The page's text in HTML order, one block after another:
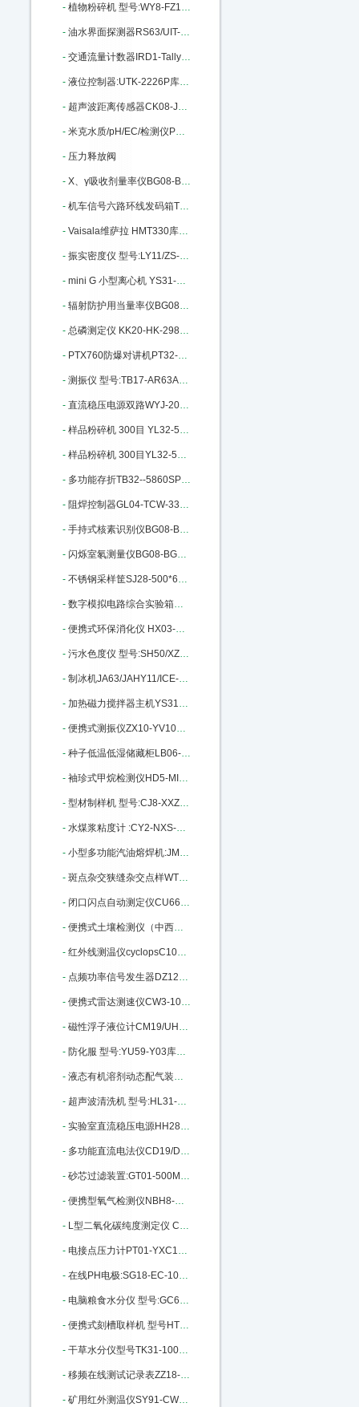
- 植物粉碎机 型号:WY8-FZ102库号：M11164
- 油水界面探测器RS63/UIT-200库号：M205958
- 交通流量计数器IRD1-Tally-2库号：M268951
- 液位控制器:UTK-2226P库号：M299373
- 超声波距离传感器CK08-JCS1501：M312598
- 米克水质/pH/EC/检测仪PX22-801：M322544
- 压力释放阀
- X、γ吸收剂量率仪BG08-BG9511 M372057
- 机车信号六路环线发码箱TX98-A+M396103
- Vaisala维萨拉 HMT330库号：M402012
- 振实密度仪 型号:LY11/ZS-202库号：M206882
- mini G 小型离心机 YS31-mini G：M252364
- 辐射防护用当量率仪BG08-BG9521：M283079
- 总磷测定仪 KK20-HK-298库号：M287403
- PTX760防爆对讲机PT32-PTX760库号：M294940
- 测振仪 型号:TB17-AR63A库号：M301367
- 直流稳压电源双路WYJ-20A/30V：M332089
- 样品粉碎机 300目 YL32-500A库号：M340986
- 样品粉碎机 300目YL32-500A库号：M340986
- 多功能存折TB32--5860SP库号：M365295
- 阻焊控制器GL04-TCW-33E III库号：M365705
- 手持式核素识别仪BG08-BG3910库号：M372130
- 闪烁室氡测量仪BG08-BG2015库号：M372168
- 不锈钢采样筐SJ28-500*6库号：M372503
- 数字模拟电路综合实验箱MH80/KM4：M389385
- 便携式环保消化仪 HX03-YN-XH库号：M396591
- 污水色度仪 型号:SH50/XZ-WS库号：M401152
- 制冰机JA63/JAHY11/ICE-1405FA：M401648
- 加热磁力搅拌器主机YS31-RHBASIC2：M402029
- 便携式测振仪ZX10-YV100库号：M404291
- 种子低温低湿储藏柜LB06-DWS-450：M404341
- 袖珍式甲烷检测仪HD5-MINI-CH4：M405297
- 型材制样机 型号:CJ8-XXZ-II库号：M379550
- 水煤浆粘度计 :CY2-NXS-4C库号：M385948
- 小型多功能汽油熔焊机:JM26/HD：M391397
- 斑点杂交狭缝杂交点样WT32-SB-10：M405201
- 闭口闪点自动测定仪CU66-RJ261A ：M19838
- 便携式土壤检测仪（中西器材） 型号:M20207库号：M20207
- 红外线测温仪cyclopsC100L-LAND：M141922
- 点频功率信号发生器DZ12-ZN1180L M183917
- 便携式雷达测速仪CW3-101911库号：M296191
- 磁性浮子液位计CM19/UHZ68-CF04：M402690
- 防化服 型号:YU59-Y03库号：M404106
- 液态有机溶剂动态配气装置 MF-3D：M405664
- 超声波清洗机 型号:HL31-25T库号：M405665
- 实验室直流稳压电源HH28-HY3003D-3 M140915
- 多功能直流电法仪CD19/DZD-6A库号：M201850
- 砂芯过滤装置:GT01-500ML库号：M215978
- 便携型氧气检测仪NBH8-O2库号：M289343
- L型二氧化碳纯度测定仪 CS30-L：M310814
- 电接点压力计PT01-YXC100-150库号：M342423
- 在线PH电极:SG18-EC-100GTSO-05B：M370179
- 电脑粮食水分仪 型号:GC60/SF1G：M391395
- 便携式刻槽取样机 型号HT62-DSD-230 M22461
- 干草水分仪型号TK31-100库号M149295
- 移频在线测试记录表ZZ18-CD96-3Z：M200674
- 矿用红外测温仪SY91-CWH700 M269990